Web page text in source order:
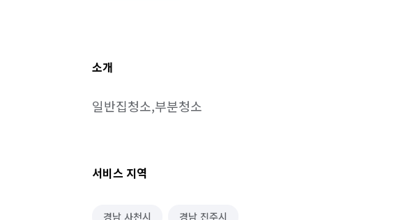
소개
일반집청소,부분청소
서비스 지역
경남 사천시 경남 진주시